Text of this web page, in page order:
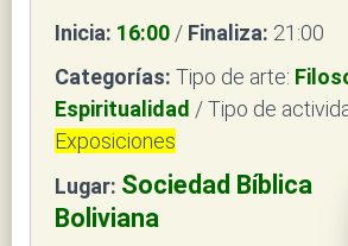
Inicia: 16:00 / Finaliza: 21:00
Categorías: Tipo de arte:
Espiritualidad / Tipo de
Exposiciones
Lugar: Sociedad Bíblica
Boliviana